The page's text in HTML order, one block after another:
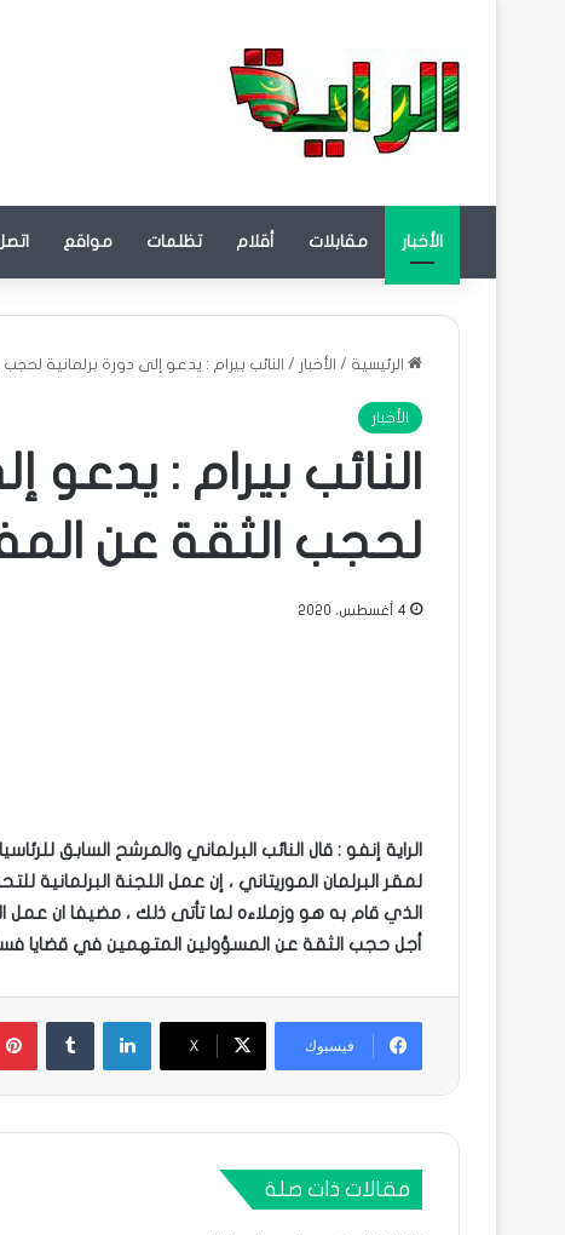
الأخبار مقابلات أقلام تظلمات مواقع
الرئيسية / الأخبار / النائب بيرام : يدعو إلى دورة برلمانية
الأخبار
النائب بيرام : يدعو
لحجب الثقة عن
4 أغسطس، 2020
الراية إنفو : قال النائب البرلماني والمرشح السابق
لمقر البرلمان الموريتاني ، إن عمل اللجنة
الذي قام به هو وزملاءه لما تأتى ذلك ، مضيفا ان عمل
أجل حجب الثقة عن المسؤولين المتهمين في قضايا
فيسبوك X
لينكدإن
مقالات ذات صلة